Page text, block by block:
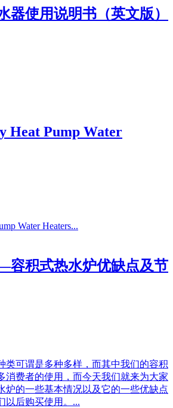
器使用说明书（英文版）
Heat Pump Water
Water Heaters...
容积式热水炉优缺点及节
类可谓是多种多样，而其中我们的容积
消费者的使用，而今天我们就来为大家
炉的一些基本情况以及它的一些优缺点
以后购买使用。...